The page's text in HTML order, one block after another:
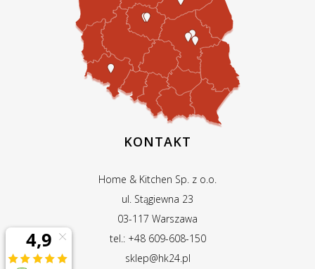
KONTAKT
Home & Kitchen Sp. z o.o.
ul. Stągiewna 23
03-117 Warszawa
tel.: +48 609-608-150
sklep@hk24.pl